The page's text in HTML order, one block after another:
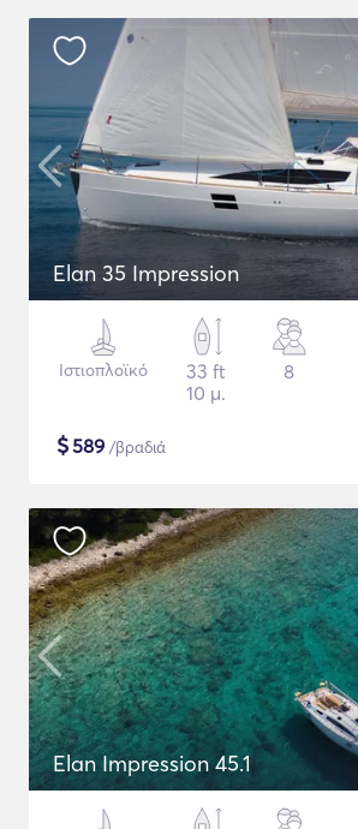
Elan 35 Impression
Ιστιοπλοϊκό
33 ft
10 μ.
8
$589 /βραδιά
Elan Impression 45.1